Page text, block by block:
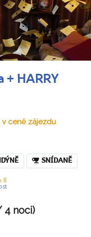
+ HARRY
v ceně zájezdu
SNÍDANĚ
4 noci)